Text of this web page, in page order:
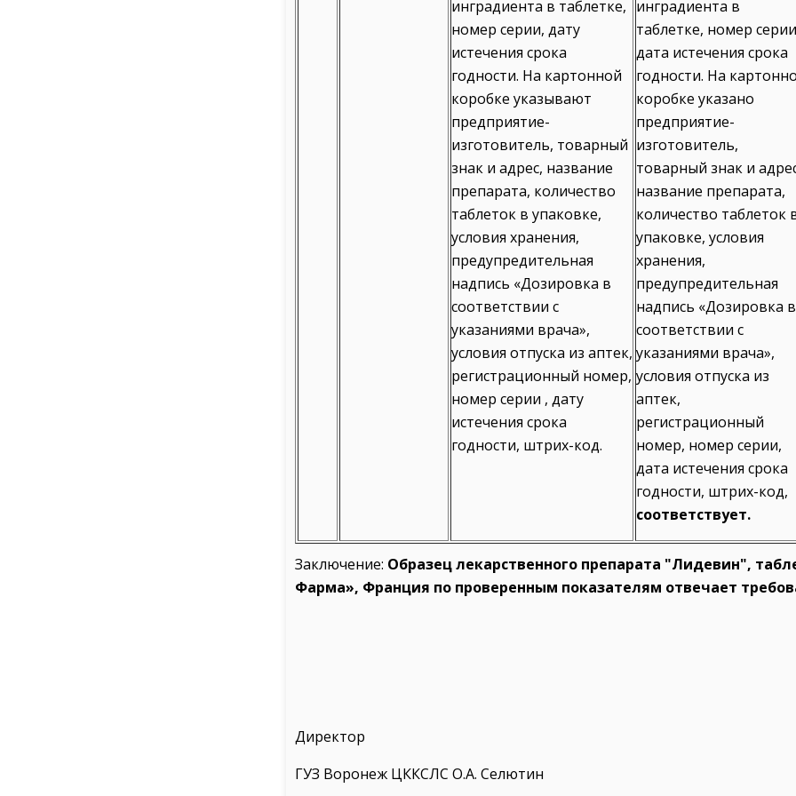
инградиента в таблетке,
номер серии, дату
истечения срока
годности. На картонной
коробке указывают
предприятие-
изготовитель, товарный
знак и адрес, название
препарата, количество
таблеток в упаковке,
условия хранения,
предупредительная
надпись «Дозировка в
соответствии с
указаниями врача»,
условия отпуска из аптек,
регистрационный номер,
номер серии , дату
истечения срока
годности, штрих-код.
инградиента в
таблетке, номер
дата истечения срока
годности. На
коробке указано
предприятие-
изготовитель,
товарный знак и
название препарата,
количество таблеток
упаковке, условия
хранения,
предупредительная
надпись «Дозировка в
соответствии с
указаниями врача»,
условия отпуска из
аптек,
регистрационный
номер, номер серии,
дата истечения срока
годности, штрих-код,
соответствует.
Заключение: Образец лекарственного препарата "Лидевин",
Фарма», Франция по проверенным показателям отвечает
Директор
ГУЗ Воронеж ЦККСЛС О.А. Селютин